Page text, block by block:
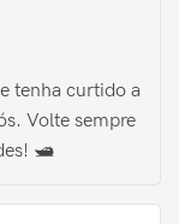
tenha curtido a
Volte sempre
🛥️